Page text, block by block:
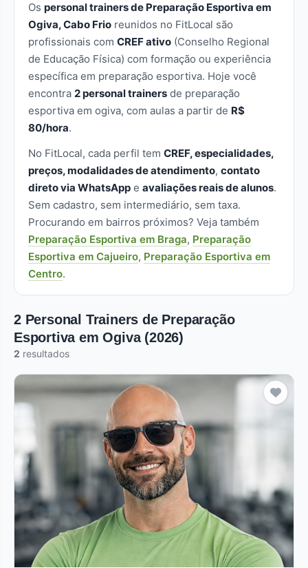
Os personal trainers de Preparação Esportiva em
Ogiva, Cabo Frio reunidos no FitLocal são
profissionais com CREF ativo (Conselho Regional
de Educação Física) com formação ou experiência
específica em preparação esportiva. Hoje você
encontra 2 personal trainers de preparação
esportiva em ogiva, com aulas a partir de R$
80/hora.
No FitLocal, cada perfil tem CREF, especialidades,
preços, modalidades de atendimento, contato
direto via WhatsApp e avaliações reais de alunos.
Sem cadastro, sem intermediário, sem taxa.
Procurando em bairros próximos? Veja também
Preparação Esportiva em Braga, Preparação
Esportiva em Cajueiro, Preparação Esportiva em
Centro.
2 Personal Trainers de Preparação
Esportiva em Ogiva (2026)
2 resultados
Premium Verificado